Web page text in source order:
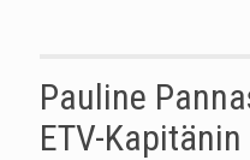
Pauline
ETV-Kapitänin